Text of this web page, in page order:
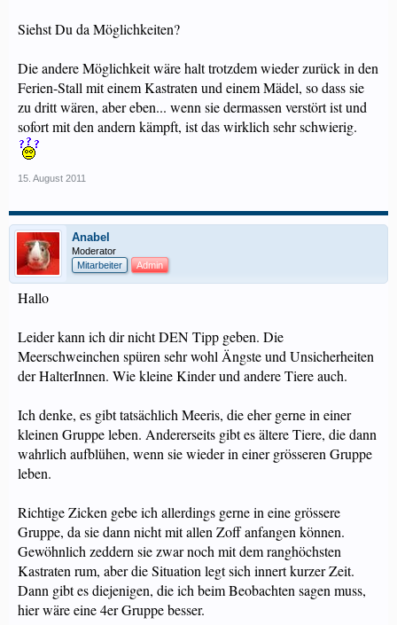
Siehst Du da Möglichkeiten?
Die andere Möglichkeit wäre halt trotzdem wieder zurück in den
Ferien-Stall mit einem Kastraten und einem Mädel, so dass sie
zu dritt wären, aber eben... wenn sie dermassen verstört ist und
sofort mit den andern kämpft, ist das wirklich sehr schwierig.
15. August 2011
Anabel
Moderator
Mitarbeiter
Admin
Hallo
Leider kann ich dir nicht DEN Tipp geben. Die
Meerschweinchen spüren sehr wohl Ängste und Unsicherheiten
der HalterInnen. Wie kleine Kinder und andere Tiere auch.
Ich denke, es gibt tatsächlich Meeris, die eher gerne in einer
kleinen Gruppe leben. Andererseits gibt es ältere Tiere, die dann
wahrlich aufblühen, wenn sie wieder in einer grösseren Gruppe
leben.
Richtige Zicken gebe ich allerdings gerne in eine grössere
Gruppe, da sie dann nicht mit allen Zoff anfangen können.
Gewöhnlich zeddern sie zwar noch mit dem ranghöchsten
Kastraten rum, aber die Situation legt sich innert kurzer Zeit.
Dann gibt es diejenigen, die ich beim Beobachten sagen muss,
hier wäre eine 4er Gruppe besser.